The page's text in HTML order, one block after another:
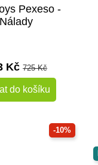
Pexeso -
Nálady
Kč725 Kč
do košíku
-10%